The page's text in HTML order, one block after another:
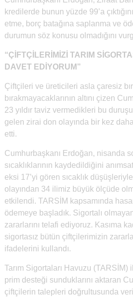
kredilerde bunun yüzde 99’a
etme, borç batağına saplanma ve
durumun söz konusu olmadığını
“ÇİFTÇİLERİMİZİ TARIM
DAVET EDİYORUM”
Çiftçileri ve üreticileri asla çaresiz
bırakmayacaklarının altını çizen
23 yıldır taviz vermedikleri bu
gelen zirai don olayında bir kez
etti.
Cumhurbaşkanı Erdoğan, nisanda
sıcaklıklarının kaydedildiğini
eksi 17’yi gören sıcaklık
olayından 34 ilimiz büyük ölçüde
etkilendi. TARSİM kapsamında
ödemeye başladık. Sigortalı
zararlarını telafi ediyoruz. Kasıma
sigortasız bütün çiftçilerimizin
ifadelerini kullandı.
Tarım Sigortaları Havuzu (TARSİM)
prim desteği sunduklarını aktaran
çiftçilerin talepleri doğrultusunda